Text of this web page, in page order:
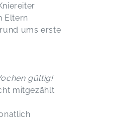
Eltern
ums erste
gültig!
mitgezählt.